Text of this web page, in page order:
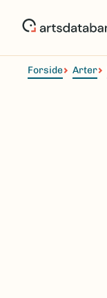
Forside Arter